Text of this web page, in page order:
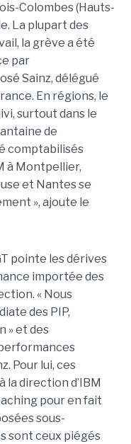
Colombes (Hauts-
La plupart des
la grève a été
par
Sainz, délégué
En régions, le
surtout dans le
de
comptabilisés
à Montpellier,
et Nantes se
», ajoute le
pointe les dérives
importée des
« Nous
des PIP,
» et des
Pour lui, ces
direction d’IBM
pour en fait
sous-
sont ceux piégés